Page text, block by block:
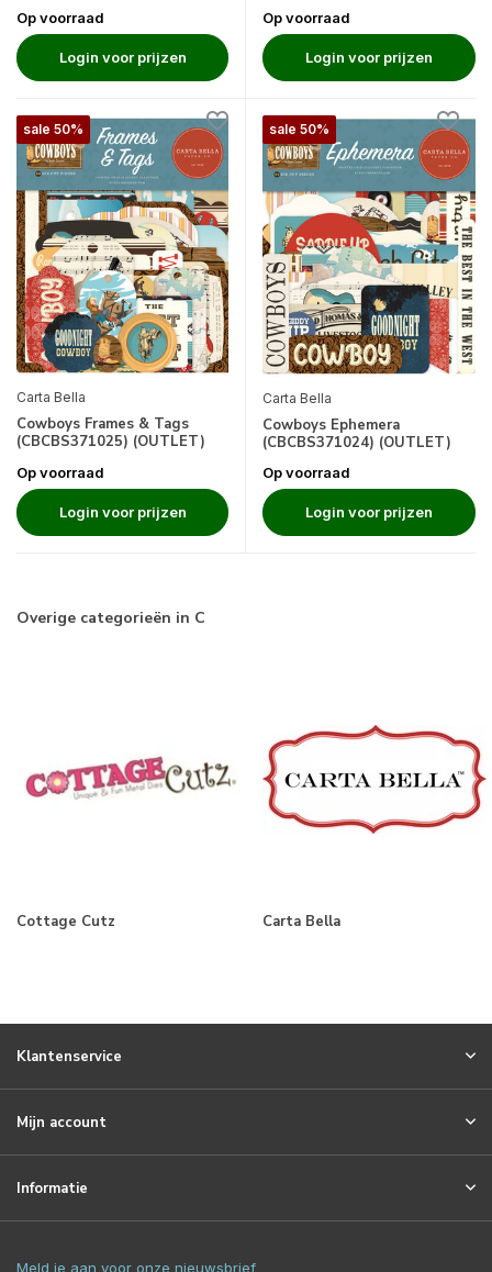
Op voorraad
Login voor prijzen
Op voorraad
Login voor prijzen
sale 50%
Carta Bella
Cowboys Frames & Tags
(CBCBS371025) (OUTLET)
Op voorraad
Login voor prijzen
sale 50%
Carta Bella
Cowboys Ephemera
(CBCBS371024) (OUTLET)
Op voorraad
Login voor prijzen
Overige categorieën in C
Cottage Cutz Carta Bella
Klantenservice
Mijn account
Informatie
Meld je aan voor onze nieuwsbrief